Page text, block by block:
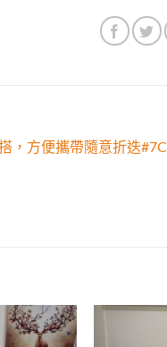
，方便攜帶隨意折迭#7C